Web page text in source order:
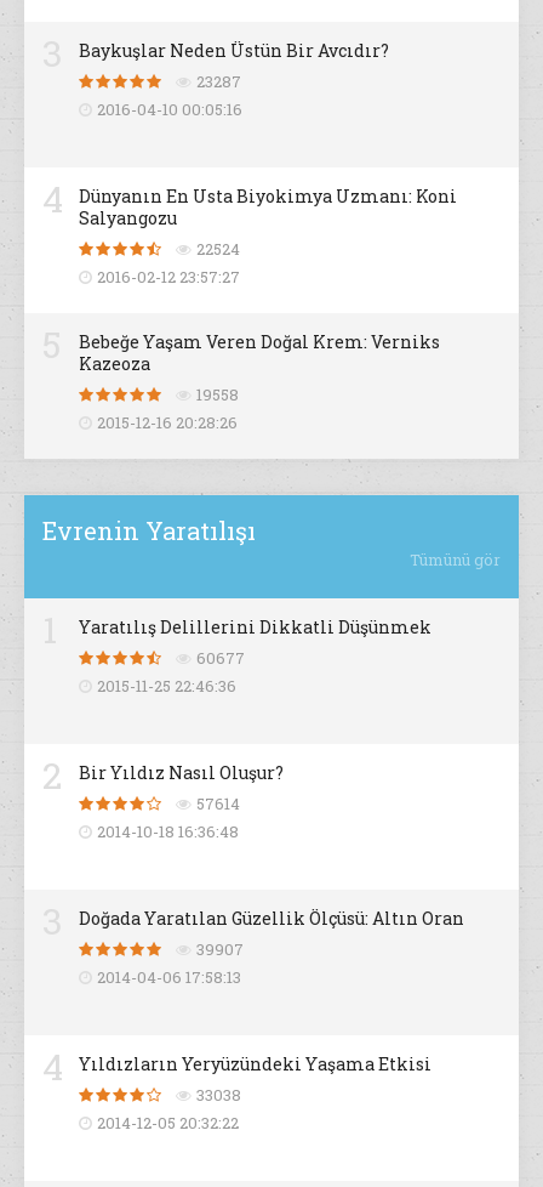
Baykuşlar Neden Üstün Bir Avcıdır?
23287
2016-04-10 00:05:16
4
Dünyanın En Usta Biyokimya Uzmanı: Koni
Salyangozu
22524
2016-02-12 23:57:27
Bebeğe Yaşam Veren Doğal Krem: Verniks
Kazeoza
19558
2015-12-16 20:28:26
Evrenin Yaratılışı
Tümünü gör
Yaratılış Delillerini Dikkatli Düşünmek
60677
2015-11-25 22:46:36
2 Bir Yıldız Nasıl Oluşur?
57614
2014-10-18 16:36:48
Doğada Yaratılan Güzellik Ölçüsü: Altın Oran
39907
2014-04-06 17:58:13
4 Yıldızların Yeryüzündeki Yaşama Etkisi
33038
2014-12-05 20:32:22